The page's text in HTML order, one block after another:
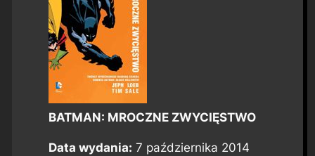
BATMAN: MROCZNE ZWYCIĘSTWO
Data wydania: 7 października 2014